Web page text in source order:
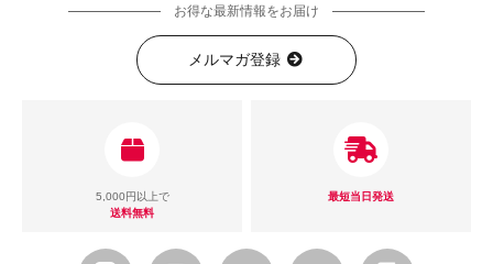
お得な最新情報をお届け
メルマガ登録
5,000円以上で
送料無料
最短当日発送